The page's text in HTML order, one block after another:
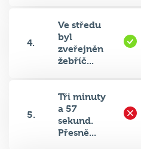
4.
Ve středu
byl
zveřejněn
žebříč...
5.
Tři minuty
a 57
sekund.
Přesně...